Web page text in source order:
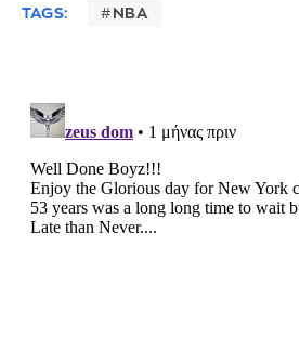
TAGS: ΝΒΑ